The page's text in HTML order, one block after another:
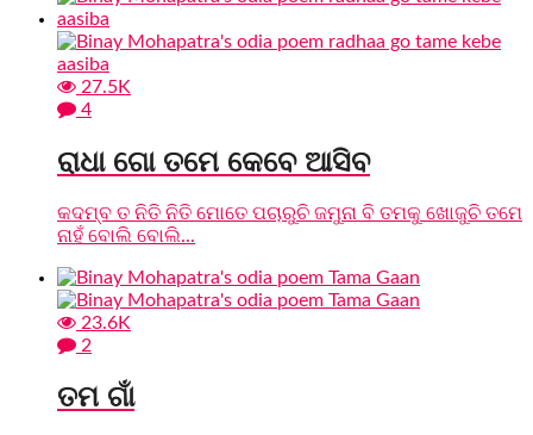
27.5K
4
ରାଧା ଗୋ ତମେ କେବେ ଆସିବ
କଦମ୍ବ ତ ନିତି ନିତି ମୋତେ ପଚାରୁଚି ଜମୁନା ବି ତମକୁ ଖୋଜୁଚି ତମେ
ନାହଁ ବୋଲି ବୋଲି...
23.6K
2
ତମ ଗାଁ